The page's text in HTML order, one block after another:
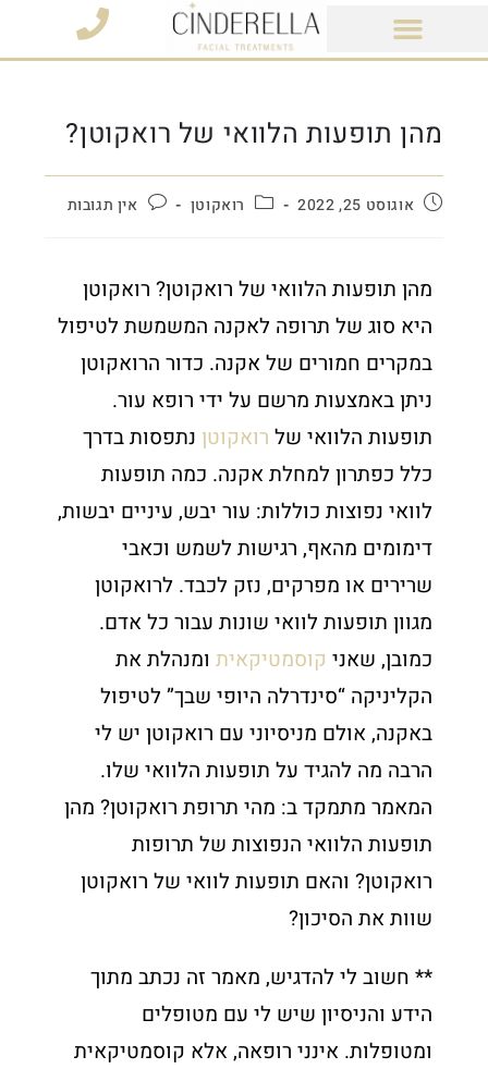
מהן תופעות הלוואי של רואקוטן?
אוגוסט 25, 2022 רואקוטן אין תגובות
מהן תופעות הלוואי של רואקוטן? רואקוטן
היא סוג של תרופה לאקנה המשמשת לטיפול
במקרים חמורים של אקנה. כדור הרואקוטן
ניתן באמצעות מרשם על ידי רופא עור.
תופעות הלוואי של רואקוטן נתפסות בדרך
כלל כפתרון למחלת אקנה. כמה תופעות
לוואי נפוצות כוללות: עור יבש, עיניים יבשות,
דימומים מהאף, רגישות לשמש וכאבי
שרירים או מפרקים, נזק לכבד. לרואקוטן
מגוון תופעות לוואי שונות עבור כל אדם.
כמובן, שאני קוסמטיקאית ומנהלת את
הקליניקה “סינדרלה היופי שבך” לטיפול
באקנה, אולם מניסיוני עם רואקוטן יש לי
הרבה מה להגיד על תופעות הלוואי שלו.
המאמר מתמקד ב: מהי תרופת רואקוטן? מהן
תופעות הלוואי הנפוצות של תרופות
רואקוטן? והאם תופעות לוואי של רואקוטן
שוות את הסיכון?
** חשוב לי להדגיש, מאמר זה נכתב מתוך
הידע והניסיון שיש לי עם מטופלים
ומטופלות. אינני רופאה, אלא קוסמטיקאית